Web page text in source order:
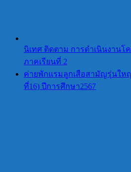
นิเทศ ติดตาม การดำเนินงานโ
ภาคเรียนที่ 2
ค่ายพักแรมลูกเสือสามัญรุ่นใ
ที่16) ปีการศึกษา2567